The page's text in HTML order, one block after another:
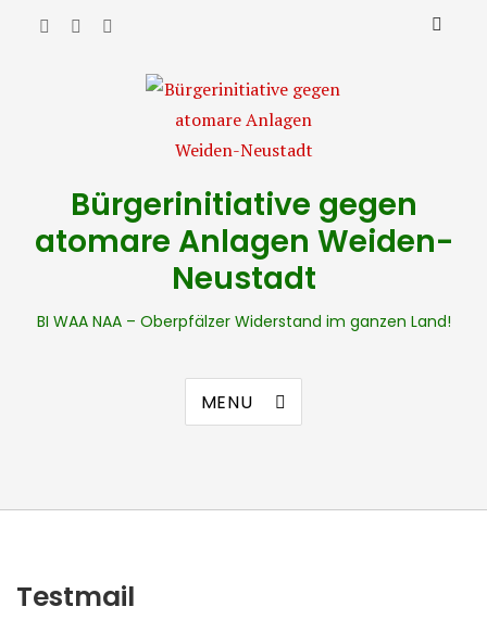
Bürgerinitiative gegen
atomare Anlagen Weiden-
Neustadt
BI WAA NAA – Oberpfälzer Widerstand im ganzen Land!
MENU
Testmail